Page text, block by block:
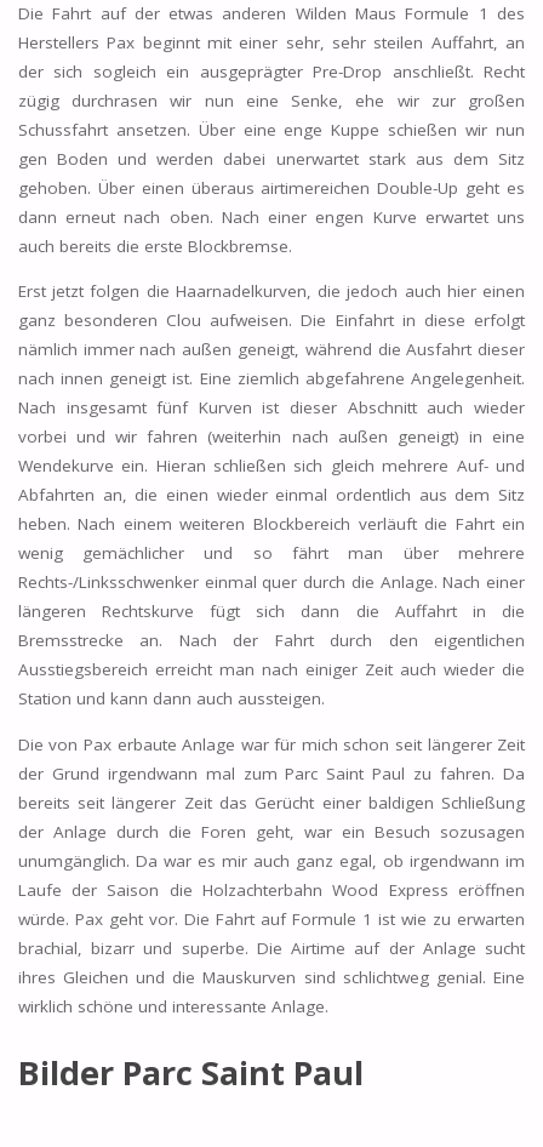
Die Fahrt auf der etwas anderen Wilden Maus Formule 1 des
Herstellers Pax beginnt mit einer sehr, sehr steilen Auffahrt, an
der sich sogleich ein ausgeprägter Pre-Drop anschließt. Recht
zügig durchrasen wir nun eine Senke, ehe wir zur großen
Schussfahrt ansetzen. Über eine enge Kuppe schießen wir nun
gen Boden und werden dabei unerwartet stark aus dem Sitz
gehoben. Über einen überaus airtimereichen Double-Up geht es
dann erneut nach oben. Nach einer engen Kurve erwartet uns
auch bereits die erste Blockbremse.
Erst jetzt folgen die Haarnadelkurven, die jedoch auch hier einen
ganz besonderen Clou aufweisen. Die Einfahrt in diese erfolgt
nämlich immer nach außen geneigt, während die Ausfahrt dieser
nach innen geneigt ist. Eine ziemlich abgefahrene Angelegenheit.
Nach insgesamt fünf Kurven ist dieser Abschnitt auch wieder
vorbei und wir fahren (weiterhin nach außen geneigt) in eine
Wendekurve ein. Hieran schließen sich gleich mehrere Auf- und
Abfahrten an, die einen wieder einmal ordentlich aus dem Sitz
heben. Nach einem weiteren Blockbereich verläuft die Fahrt ein
wenig gemächlicher und so fährt man über mehrere
Rechts-/Linksschwenker einmal quer durch die Anlage. Nach einer
längeren Rechtskurve fügt sich dann die Auffahrt in die
Bremsstrecke an. Nach der Fahrt durch den eigentlichen
Ausstiegsbereich erreicht man nach einiger Zeit auch wieder die
Station und kann dann auch aussteigen.
Die von Pax erbaute Anlage war für mich schon seit längerer Zeit
der Grund irgendwann mal zum Parc Saint Paul zu fahren. Da
bereits seit längerer Zeit das Gerücht einer baldigen Schließung
der Anlage durch die Foren geht, war ein Besuch sozusagen
unumgänglich. Da war es mir auch ganz egal, ob irgendwann im
Laufe der Saison die Holzachterbahn Wood Express eröffnen
würde. Pax geht vor. Die Fahrt auf Formule 1 ist wie zu erwarten
brachial, bizarr und superbe. Die Airtime auf der Anlage sucht
ihres Gleichen und die Mauskurven sind schlichtweg genial. Eine
wirklich schöne und interessante Anlage.
Bilder Parc Saint Paul